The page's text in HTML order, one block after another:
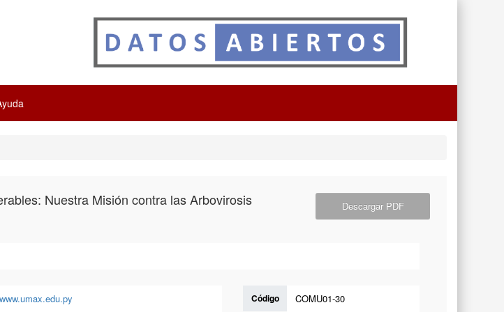
Nuestra Misión contra las Arbovirosis Descargar PDF
www.umax.edu.py Código COMU01-30